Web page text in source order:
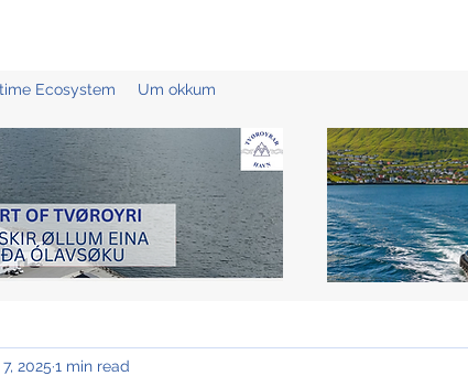
Ecosystem Um okkum
7, 2025 1 min read